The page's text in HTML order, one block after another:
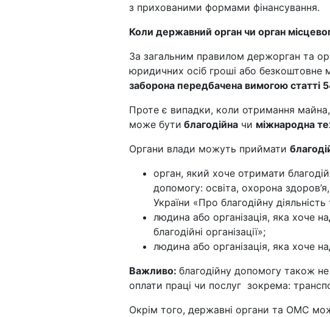
з прихованими формами фінансування.
Коли державний орган чи орган
За загальним правилом держорган та
юридичних осіб гроші або безкоштовне
заборона передбачена вимогою статті
Проте є випадки, коли отримання
може бути благодійна чи міжнародна
Органи влади можуть приймати
орган, який хоче отримати
допомогу: освіта, охорона
України «Про благодійну діяльність
людина або організація, яка хоче
благодійні організації»;
людина або організація, яка хоче
Важливо: благодійну допомогу також
оплати праці чи послуг зокрема:
Окрім того, державні органи та ОМС